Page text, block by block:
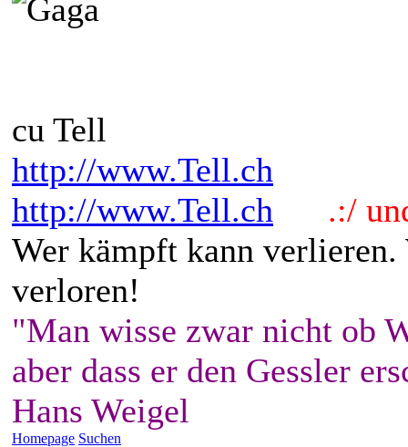
cu Tell
http://www.Tell.ch
http://www.Tell.ch
.:/
Wer kämpft kann
verloren!
"Man wisse zwar nicht ob
aber dass er den Gessler
Hans Weigel
Homepage Suchen